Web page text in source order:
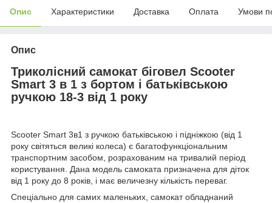
Опис Характеристики Доставка Оплата Умови
Опис
Триколісний самокат біговел Scooter
Smart 3 в 1 з бортом і батьківською
ручкою 18-3 від 1 року
Scooter Smart 3в1 з ручкою батьківською і підніжкою (від 1
року світяться великі колеса) є багатофункціональним
транспортним засобом, розрахованим на тривалий період
користування. Дана модель самоката призначена для діток
від 1 року до 8 років, і має величезну кількість переваг.
Спеціально для самих маленьких, самокат обладнаний